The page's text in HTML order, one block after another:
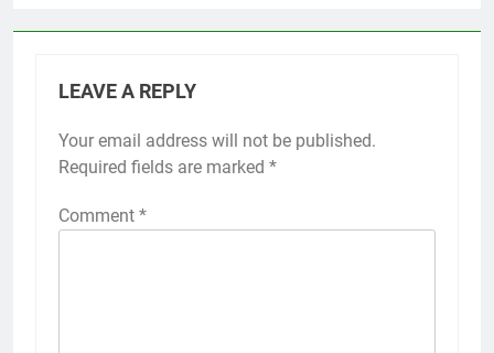
LEAVE A REPLY
Your email address will not be published.
Required fields are marked *
Comment *